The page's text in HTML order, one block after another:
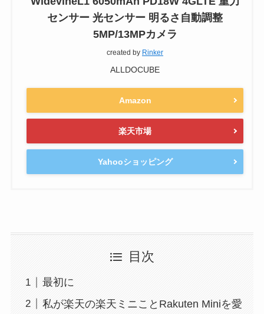
センサー 光センサー 明るさ自動調整
5MP/13MPカメラ
created by Rinker
ALLDOCUBE
Amazon
楽天市場
Yahooショッピング
目次
最初に
私が楽天の楽天ミニことRakuten Miniを愛